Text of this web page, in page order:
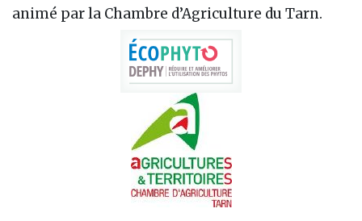
animé par la Chambre d’Agriculture du Tarn.